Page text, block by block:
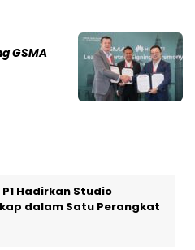
GSMA
P1 Hadirkan Studio
dalam Satu Perangkat